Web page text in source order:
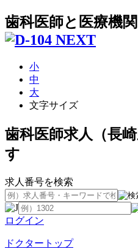
歯科医師と医療機
小
中
大
文字サイズ
歯科医師求人（長
す
求人番号を検索
ログイン
ドクタートップ